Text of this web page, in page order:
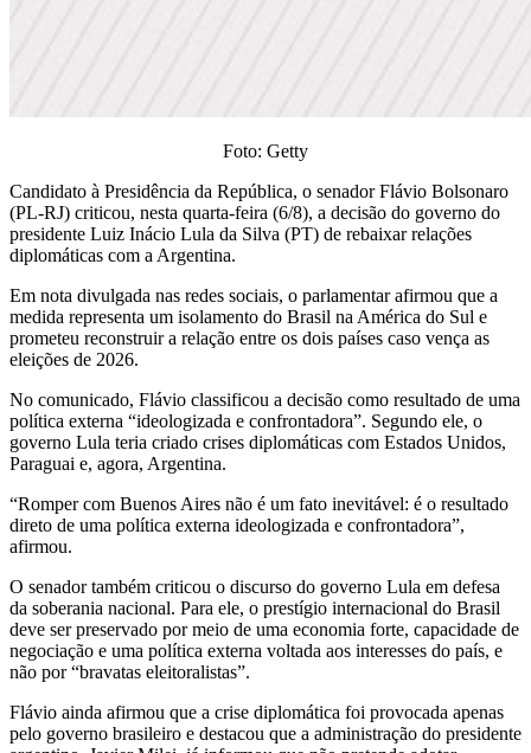
Foto: Getty
Candidato à Presidência da República, o senador Flávio Bolsonaro
(PL-RJ) criticou, nesta quarta-feira (6/8), a decisão do governo do
presidente Luiz Inácio Lula da Silva (PT) de rebaixar relações
diplomáticas com a Argentina.
Em nota divulgada nas redes sociais, o parlamentar afirmou que a
medida representa um isolamento do Brasil na América do Sul e
prometeu reconstruir a relação entre os dois países caso vença as
eleições de 2026.
No comunicado, Flávio classificou a decisão como resultado de uma
política externa “ideologizada e confrontadora”. Segundo ele, o
governo Lula teria criado crises diplomáticas com Estados Unidos,
Paraguai e, agora, Argentina.
“Romper com Buenos Aires não é um fato inevitável: é o resultado
direto de uma política externa ideologizada e confrontadora”,
afirmou.
O senador também criticou o discurso do governo Lula em defesa
da soberania nacional. Para ele, o prestígio internacional do Brasil
deve ser preservado por meio de uma economia forte, capacidade de
negociação e uma política externa voltada aos interesses do país, e
não por “bravatas eleitoralistas”.
Flávio ainda afirmou que a crise diplomática foi provocada apenas
pelo governo brasileiro e destacou que a administração do presidente